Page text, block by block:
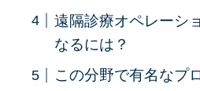
遠隔診療オペレーシ
なるには？
この分野で有名なプ